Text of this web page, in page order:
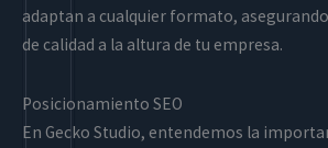
adaptan a cualquier formato,
de calidad a la altura de tu empresa.
Posicionamiento SEO
En Gecko Studio, entendemos la